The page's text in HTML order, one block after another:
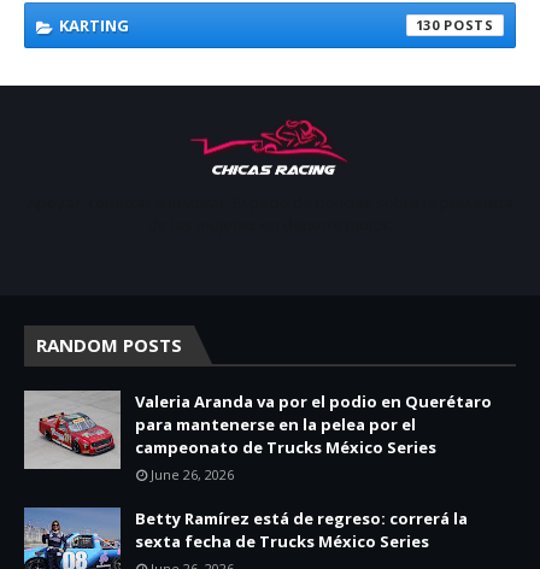
KARTING 130
RANDOM POSTS
Valeria Aranda va por el podio en Querétaro
para mantenerse en la pelea por el
campeonato de Trucks México Series
June 26, 2026
Betty Ramírez está de regreso: correrá la
sexta fecha de Trucks México Series